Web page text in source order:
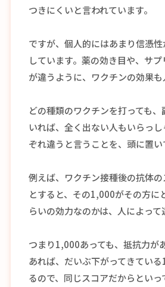
つきにくいと言われています。
ですが、個人的にはあまり信憑
しています。薬の効き目や、サ
が違うように、ワクチンの効果も
どの種類のワクチンを打っても
いれば、全く出ない人もいらっ
ぞれ違うと言うことを、頭に置い
例えば、ワクチン接種後の抗体
とすると、その1,000がその方に
らいの効力なのかは、人によって
つまり1,000あっても、抵抗力が
あれば、だいぶ下がってきてい
るので、同じスコアだからとい